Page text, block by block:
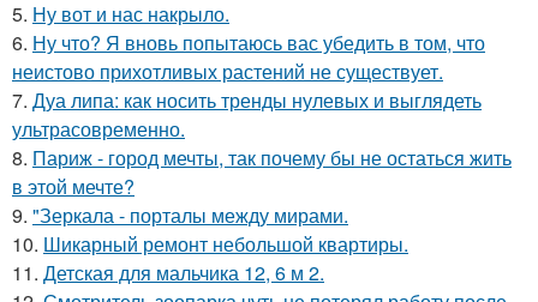
5. Ну вот и нас накрыло.
6. Ну что? Я вновь попытаюсь вас убедить в том, что
неистово прихотливых растений не существует.
7. Дуа липа: как носить тренды нулевых и выглядеть
ультрасовременно.
8. Париж - город мечты, так почему бы не остаться жить
в этой мечте?
9. "Зеркала - порталы между мирами.
10. Шикарный ремонт небольшой квартиры.
11. Детская для мальчика 12, 6 м 2.